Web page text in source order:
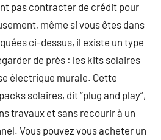
pas contracter de crédit pour
même si vous êtes dans
ci-dessus, il existe un type
de près : les kits solaires
électrique murale. Cette
solaires, dit “plug and play”,
travaux et sans recourir à un
Vous pouvez vous acheter un